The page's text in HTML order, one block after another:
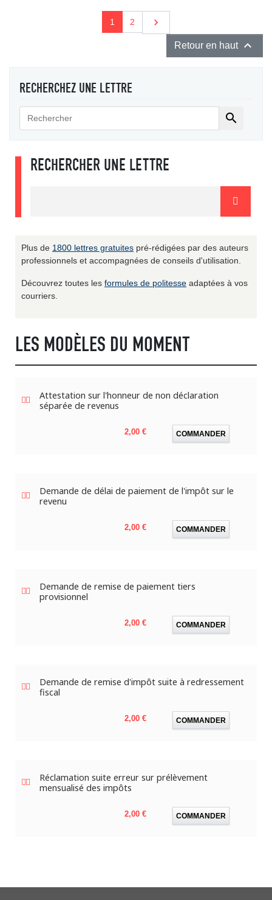
1 2 Suivant

Retour en haut 
RECHERCHEZ UNE LETTRE

RECHERCHER UNE LETTRE
Plus de 1800 lettres gratuites pré-rédigées par des auteurs
professionnels et accompagnées de conseils d'utilisation.
Découvrez toutes les formules de politesse adaptées à vos
courriers.
LES MODÈLES DU MOMENT
Attestation sur l'honneur de non déclaration
séparée de revenus
Prix
2,00 € COMMANDER
Demande de délai de paiement de l'impôt sur le
revenu
Prix
2,00 € COMMANDER
Demande de remise de paiement tiers
provisionnel
Prix
2,00 € COMMANDER
Demande de remise d'impôt suite à redressement
fiscal
Prix
2,00 € COMMANDER
Réclamation suite erreur sur prélèvement
mensualisé des impôts
Prix
2,00 € COMMANDER